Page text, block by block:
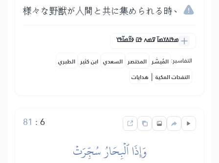
様々な野獣が人間と共に集められる時、
ߘߟߊߡߌߘߊ߫ ߜߘߍ ߟߎ߫ ߦߌ߬ߘߊ߬ߟߌ
التفاسير: المُيسَّر المختصر السعدي ابن كثير الطبري
النفحات المكية | هدايات
6
:
81
وَإِذَا ٱلۡبِحَارُ سُجِّرَتۡ